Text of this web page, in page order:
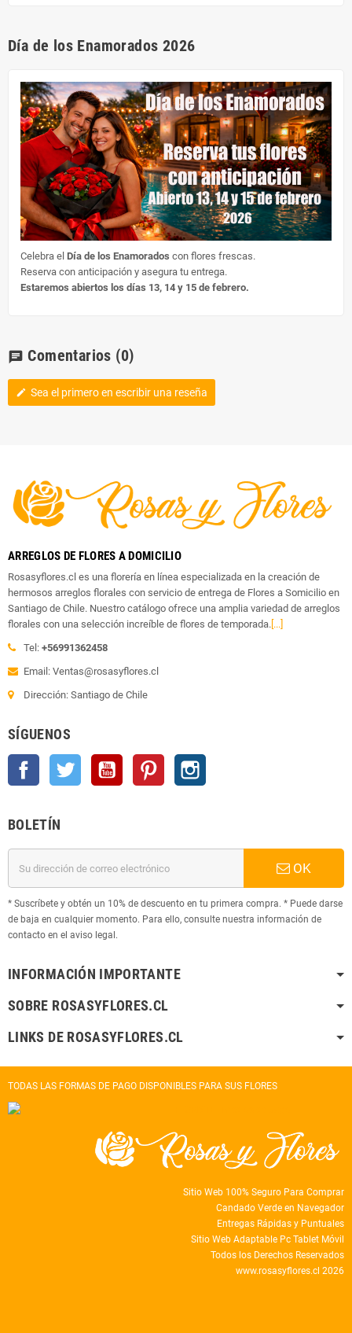
Día de los Enamorados 2026
Celebra el Día de los Enamorados con flores frescas.
Reserva con anticipación y asegura tu entrega.
Estaremos abiertos los días 13, 14 y 15 de febrero.
chat Comentarios (0)
edit Sea el primero en escribir una reseña
ARREGLOS DE FLORES A DOMICILIO
Rosasyflores.cl es una florería en línea especializada en la creación de
hermosos arreglos florales con servicio de entrega de Flores a Somicilio en
Santiago de Chile. Nuestro catálogo ofrece una amplia variedad de arreglos
florales con una selección increíble de flores de temporada. [...]
Tel: +56991362458
Email: Ventas@rosasyflores.cl
Dirección: Santiago de Chile
SÍGUENOS
Facebook Twitter YouTube Pinterest
BOLETÍN
OK
* Suscríbete y obtén un 10% de descuento en tu primera compra. * Puede darse
de baja en cualquier momento. Para ello, consulte nuestra información de
contacto en el aviso legal.
INFORMACIÓN IMPORTANTE
SOBRE ROSASYFLORES.CL
LINKS DE ROSASYFLORES.CL
TODAS LAS FORMAS DE PAGO DISPONIBLES PARA SUS FLORES
Sitio Web 100% Seguro Para Comprar
Candado Verde en Navegador
Entregas Rápidas y Puntuales
Sitio Web Adaptable Pc Tablet Móvil
Todos los Derechos Reservados
www.rosasyflores.cl 2026